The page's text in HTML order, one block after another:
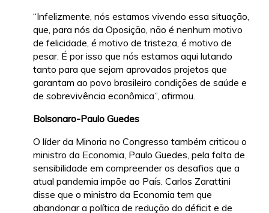
“Infelizmente, nós estamos vivendo essa situação,
que, para nós da Oposição, não é nenhum motivo
de felicidade, é motivo de tristeza, é motivo de
pesar. É por isso que nós estamos aqui lutando
tanto para que sejam aprovados projetos que
garantam ao povo brasileiro condições de saúde e
de sobrevivência econômica”, afirmou.
Bolsonaro-Paulo Guedes
O líder da Minoria no Congresso também criticou o
ministro da Economia, Paulo Guedes, pela falta de
sensibilidade em compreender os desafios que a
atual pandemia impõe ao País. Carlos Zarattini
disse que o ministro da Economia tem que
abandonar a política de redução do déficit e de